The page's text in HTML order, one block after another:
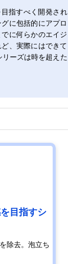
指すべく開発され
に包括的にアプロ
に何らかのエイジ
、実際にはできて
ーズは時を超えた
目指すシ
除去。泡立ち